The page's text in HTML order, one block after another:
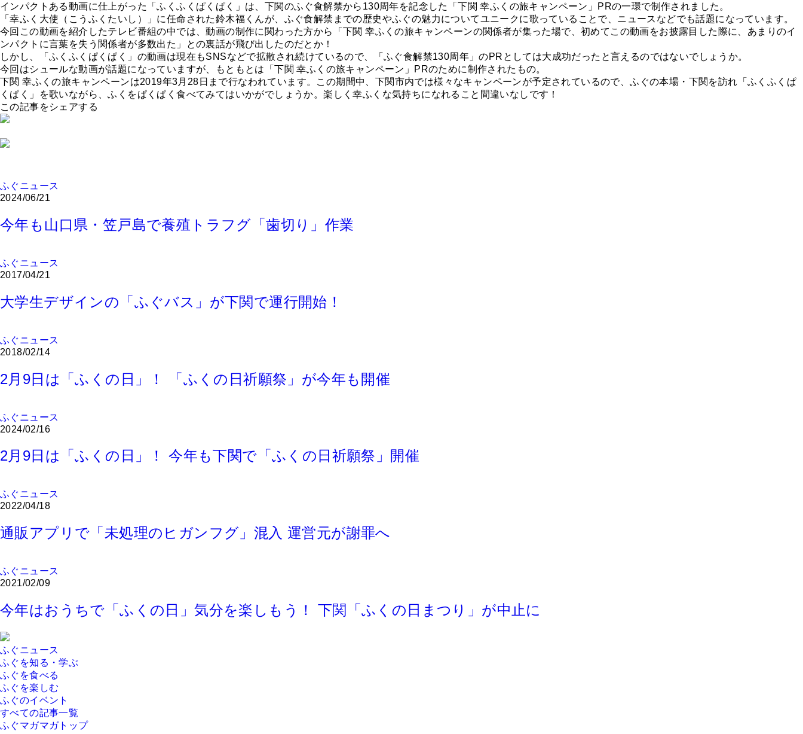
インパクトある動画に仕上がった「ふくふくぱくぱく」は、下関のふぐ食解禁から130周年を記念した「下関 幸ふくの旅キャンペーン」PRの一環で制作されました。
「幸ふく大使（こうふくたいし）」に任命された鈴木福くんが、ふぐ食解禁までの歴史やふぐの魅力についてユニークに歌っていることで、ニュースなどでも話題になっています。
今回この動画を紹介したテレビ番組の中では、動画の制作に関わった方から「下関 幸ふくの旅キャンペーンの関係者が集った場で、初めてこの動画をお披露目した際に、あまりのイ
ンパクトに言葉を失う関係者が多数出た」との裏話が飛び出したのだとか！
しかし、「ふくふくぱくぱく」の動画は現在もSNSなどで拡散され続けているので、「ふぐ食解禁130周年」のPRとしては大成功だったと言えるのではないでしょうか。
今回はシュールな動画が話題になっていますが、もともとは「下関 幸ふくの旅キャンペーン」PRのために制作されたもの。
下関 幸ふくの旅キャンペーンは2019年3月28日まで行なわれています。この期間中、下関市内では様々なキャンペーンが予定されているので、ふぐの本場・下関を訪れ「ふくふくぱ
くぱく」を歌いながら、ふくをぱくぱく食べてみてはいかがでしょうか。楽しく幸ふくな気持ちになれること間違いなしです！
この記事をシェアする
ふぐニュース
2024/06/21
今年も山口県・笠戸島で養殖トラフグ「歯切り」作業
ふぐニュース
2017/04/21
大学生デザインの「ふぐバス」が下関で運行開始！
ふぐニュース
2018/02/14
2月9日は「ふくの日」！ 「ふくの日祈願祭」が今年も開催
ふぐニュース
2024/02/16
2月9日は「ふくの日」！ 今年も下関で「ふくの日祈願祭」開催
ふぐニュース
2022/04/18
通販アプリで「未処理のヒガンフグ」混入 運営元が謝罪へ
ふぐニュース
2021/02/09
今年はおうちで「ふくの日」気分を楽しもう！ 下関「ふくの日まつり」が中止に
ふぐニュース
ふぐを知る・学ぶ
ふぐを食べる
ふぐを楽しむ
ふぐのイベント
すべての記事一覧
ふぐマガマガトップ